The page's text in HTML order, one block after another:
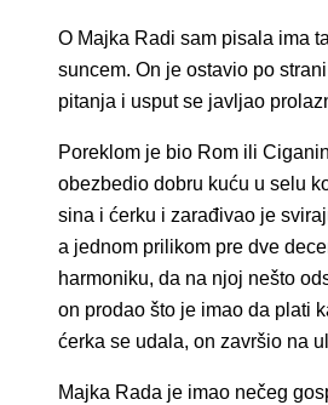
O Majka Radi sam pisala ima
suncem. On je ostavio po
pitanja i usput se javljao
Poreklom je bio Rom ili
obezbedio dobru kuću u selu
sina i ćerku i zarađivao je
a jednom prilikom pre dve
harmoniku, da na njoj nešto
on prodao što je imao da plati
ćerka se udala, on završio na
Majka Rada je imao nečeg